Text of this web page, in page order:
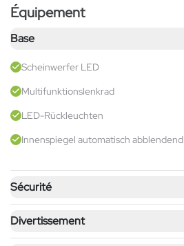
Équipement
Base
Scheinwerfer LED
Multifunktionslenkrad
LED-Rückleuchten
Innenspiegel automatisch abblendend
Sécurité
Divertissement